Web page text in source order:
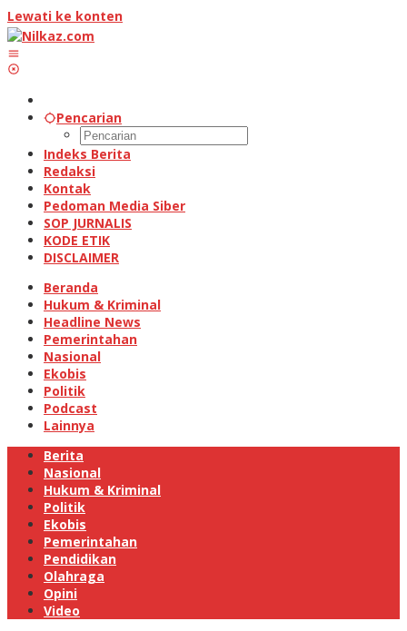
Lewati ke konten
Pencarian
Indeks Berita
Redaksi
Kontak
Pedoman Media Siber
SOP JURNALIS
KODE ETIK
DISCLAIMER
Beranda
Hukum & Kriminal
Headline News
Pemerintahan
Nasional
Ekobis
Politik
Podcast
Lainnya
Berita
Nasional
Hukum & Kriminal
Politik
Ekobis
Pemerintahan
Pendidikan
Olahraga
Opini
Video